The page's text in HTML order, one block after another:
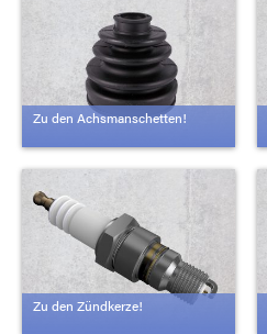
Zu den Achsmanschetten!
Zu den Zündkerze!